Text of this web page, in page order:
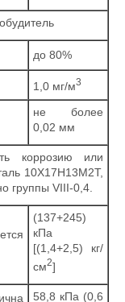
до 80%
1,0 мг/м3
не более
0,02 мм
коррозию или
10Х17Н13М2T,
группы VIII-0,4.
(137+245)
кПа
[(1,4+2,5) кг/
см2]
58,8 кПа (0,6